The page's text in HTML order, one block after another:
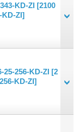
KD-ZI [2100
KD-ZI]
25-256-KD-ZI [2
KD-ZI]